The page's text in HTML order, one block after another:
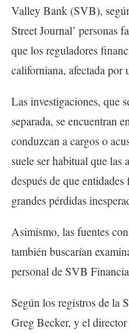
Valley Bank (SVB),
Street Journal’ personas
que los reguladores
californiana, afectada por
Las investigaciones, que
separada, se encuentran
conduzcan a cargos o
suele ser habitual que las
después de que
grandes pérdidas
Asimismo, las fuentes
también buscarían
personal de SVB
Según los registros de la
Greg Becker, y el